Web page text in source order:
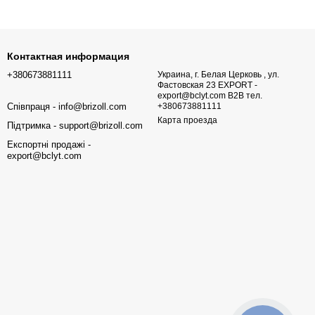
Контактная информация
+380673881111
Співпраця - info@brizoll.com
Підтримка - support@brizoll.com
Експортні продажі -
export@bclyt.com
Украина, г. Белая Церковь , ул.
Фастовская 23 EXPORT -
export@bclyt.com B2B тел.
+380673881111
Карта проезда